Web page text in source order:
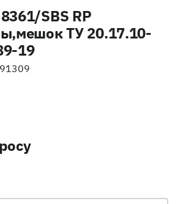
SBS RP
ТУ 20.17.10-
19